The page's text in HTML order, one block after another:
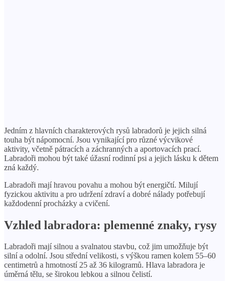
Jedním z hlavních charakterových rysů labradorů je jejich silná
touha být nápomocní. Jsou vynikající pro různé výcvikové
aktivity, včetně pátracích a záchranných a aportovacích prací.
Labradoři mohou být také úžasní rodinní psi a jejich lásku k dětem
zná každý.
Labradoři mají hravou povahu a mohou být energičtí. Milují
fyzickou aktivitu a pro udržení zdraví a dobré nálady potřebují
každodenní procházky a cvičení.
Vzhled labradora: plemenné znaky, rysy
Labradoři mají silnou a svalnatou stavbu, což jim umožňuje být
silní a odolní. Jsou střední velikosti, s výškou ramen kolem 55–60
centimetrů a hmotností 25 až 36 kilogramů. Hlava labradora je
úměrná tělu, se širokou lebkou a silnou čelistí.